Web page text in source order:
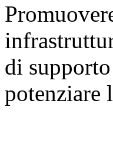
di
potenziare